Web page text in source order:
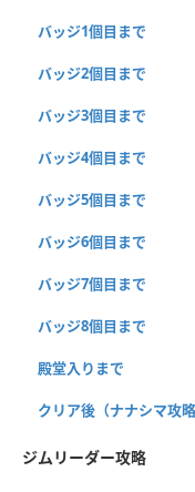
バッジ1個目まで
バッジ2個目まで
バッジ3個目まで
バッジ4個目まで
バッジ5個目まで
バッジ6個目まで
バッジ7個目まで
バッジ8個目まで
殿堂入りまで
クリア後（ナナシマ攻略
ジムリーダー攻略